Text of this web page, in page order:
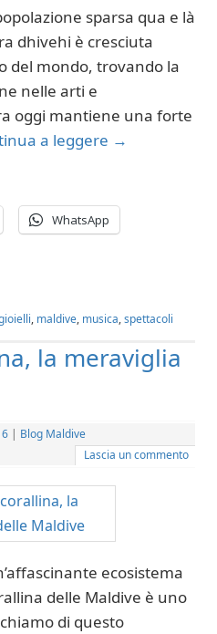
sparsa qua e là
dhivehi è cresciuta
del mondo, trovando la
nelle arti e
oggi mantiene una forte
a leggere →
WhatsApp
, maldive, musica,spettacoli
la meraviglia
| Blog Maldive
Lascia un commento
ecosistema
delle Maldive è uno
di questo